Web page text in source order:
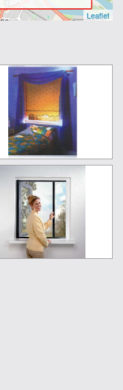
Leaflet